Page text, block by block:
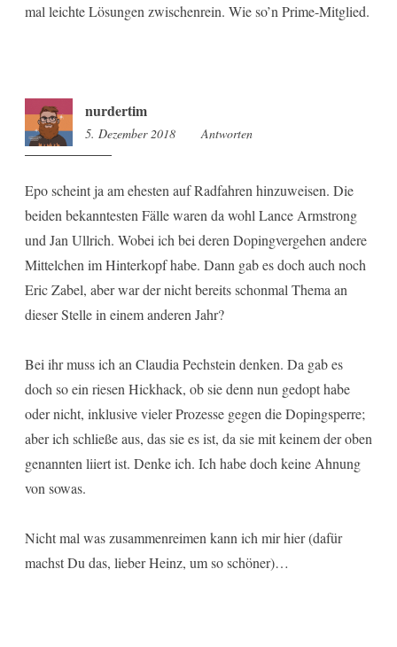
mal leichte Lösungen zwischenrein. Wie so’n Prime-Mitglied.
nurdertim
5. Dezember 2018 13:23
Antworten
Epo scheint ja am ehesten auf Radfahren hinzuweisen. Die
beiden bekanntesten Fälle waren da wohl Lance Armstrong
und Jan Ullrich. Wobei ich bei deren Dopingvergehen andere
Mittelchen im Hinterkopf habe. Dann gab es doch auch noch
Eric Zabel, aber war der nicht bereits schonmal Thema an
dieser Stelle in einem anderen Jahr?
Bei ihr muss ich an Claudia Pechstein denken. Da gab es
doch so ein riesen Hickhack, ob sie denn nun gedopt habe
oder nicht, inklusive vieler Prozesse gegen die Dopingsperre;
aber ich schließe aus, das sie es ist, da sie mit keinem der oben
genannten liiert ist. Denke ich. Ich habe doch keine Ahnung
von sowas.
Nicht mal was zusammenreimen kann ich mir hier (dafür
machst Du das, lieber Heinz, um so schöner)…